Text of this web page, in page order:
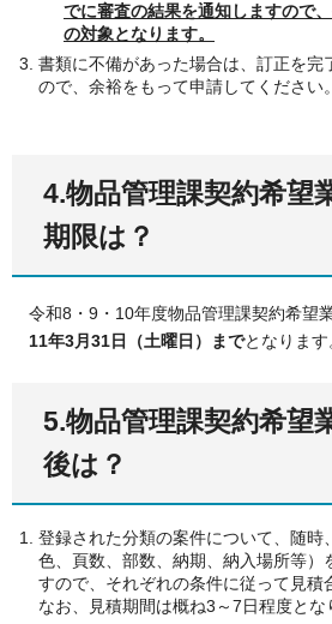
でに審査の結果を通知しますので
の対象となります。
書類に不備があった場合は、訂正を完
ので、余裕をもって申請してください。
4.物品管理課契約希望
期限は？
令和8・9・10年度物品管理課契約希望
11年3月31日（土曜日）までとなります
5.物品管理課契約希望
後は？
登録された分類の案件について、随時
色、頁数、部数、納期、納入場所等）
すので、それぞれの条件に従って見積
なお、見積期間は概ね3～7日程度とな